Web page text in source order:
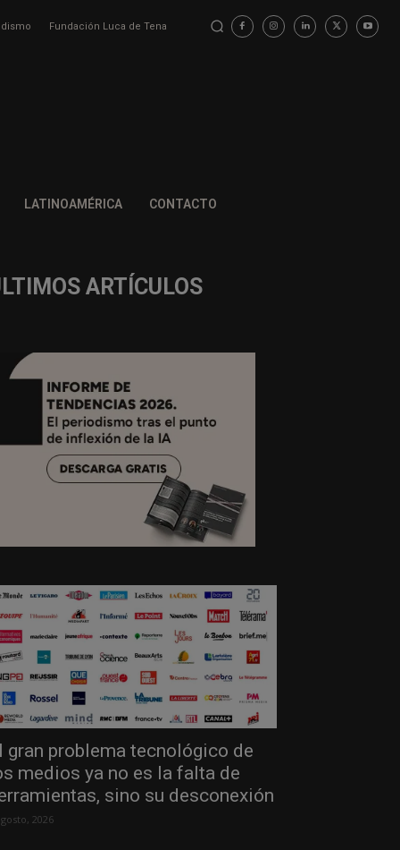
Fundación Luca de Tena
LATINOAMÉRICA CONTACTO
ARTÍCULOS
gran problema tecnológico de
medios ya no es la falta de
sino su desconexión
2026